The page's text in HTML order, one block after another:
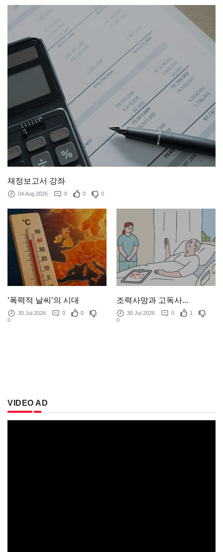
재정보고서 강좌
04 Aug 2026 0 0 0
‘폭력적 날씨’의 시대
30 Jul 2026 0
0
0
조력사망과 고독사...
30 Jul 2026 0
1
0
VIDEO AD